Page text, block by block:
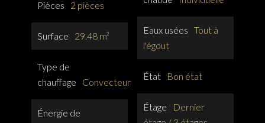
Pièces 2 pièces
Surface 29.48 m²
Type de
chauffage
Convecteur
Énergie de
Eaux usées Tout à
l'égout
État Bon état
Étage
Dernier